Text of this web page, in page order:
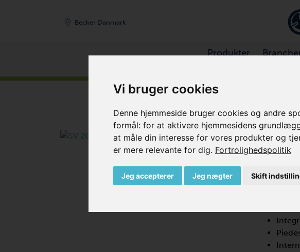
Vi bruger cookies
Denne hjemmeside bruger cookies og andre
formål: for at aktivere hjemmesidens
at måle din interesse for vores produkter og
er mere relevante for dig. Fortrolighedspolitik
Jeg accepterer Jeg nægter Skift
Becker Danmark
Produkter
SV
SV 201/2